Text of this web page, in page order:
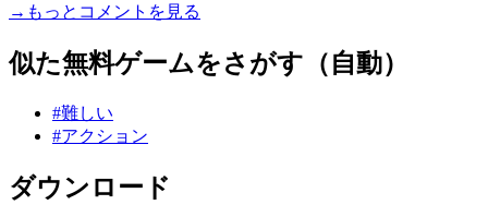
→もっとコメントを見る
似た無料ゲームをさがす（自動）
#難しい
#アクション
ダウンロード